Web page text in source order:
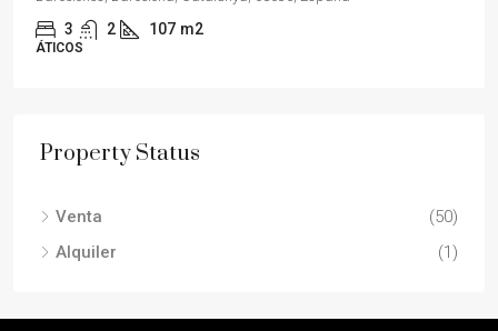
3 2 107 m2
ÁTICOS
Property Status
Venta
(50)
Alquiler
(1)